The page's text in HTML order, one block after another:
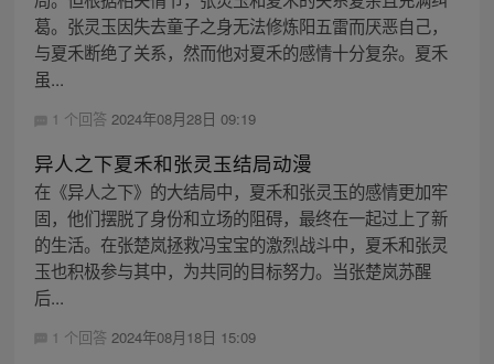
葛。张灵玉因失去童子之身无法修炼阳五雷而厌恶自己，
与夏禾断绝了关系，然而他对夏禾的感情十分复杂。夏禾
虽...
1 个回答 2024年08月28日 09:19
异人之下夏禾和张灵玉结局动漫
在《异人之下》的大结局中，夏禾和张灵玉的感情更加牢
固，他们摆脱了身份和立场的阻碍，最终在一起过上了新
的生活。在张楚岚拯救冯宝宝的激烈战斗中，夏禾和张灵
玉也积极参与其中，为共同的目标努力。当张楚岚苏醒
后...
1 个回答 2024年08月18日 15:09